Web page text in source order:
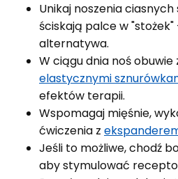
Unikaj noszenia
ściskają palce w
alternatywa.
W ciągu dnia noś
elastycznymi
efektów terapii.
Wspomagaj mięśnie,
ćwiczenia z
Jeśli to możliwe, chodź
aby stymulować